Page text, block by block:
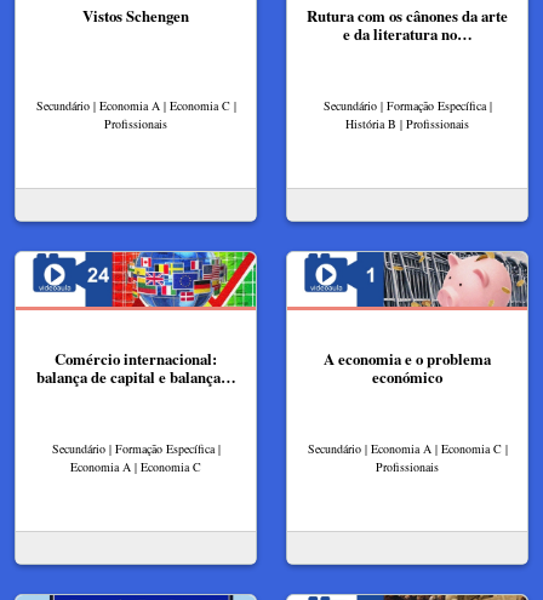
Vistos Schengen
Secundário | Economia A | Economia C |
Profissionais
Rutura com os cânones da arte
e da literatura no…
Secundário | Formação Específica |
História B | Profissionais
Comércio internacional:
balança de capital e balança…
Secundário | Formação Específica |
Economia A | Economia C
A economia e o problema
económico
Secundário | Economia A | Economia C |
Profissionais